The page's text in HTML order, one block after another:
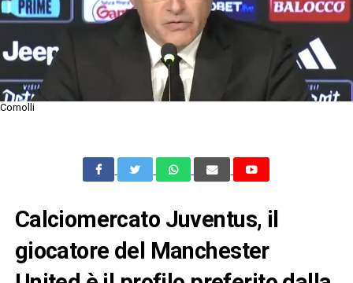
Comolli
Calciomercato Juventus, il
giocatore del Manchester